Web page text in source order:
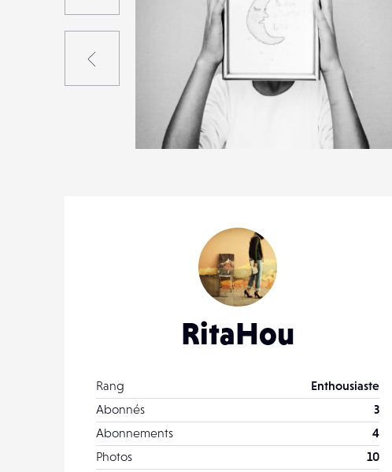
1
4
RitaHou
Rang
Enthousiaste
Abonnés
3
Abonnements
4
Photos
10